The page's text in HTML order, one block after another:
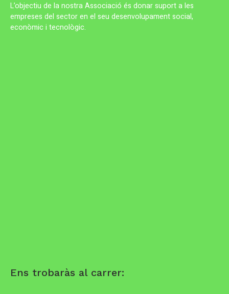
L’objectiu de la nostra Associació és donar suport a les
empreses del sector en el seu desenvolupament social,
econòmic i tecnològic.
Ens trobaràs al carrer: